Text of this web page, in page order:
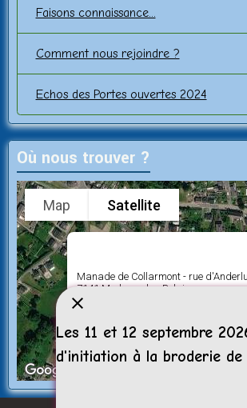
Les 11 et 12 septembre
d'initiation à la broderie de
Faisons connaissance...
Comment nous rejoindre ?
Echos des Portes ouvertes 2024
Où nous trouver ?
Manade de Collarmont - rue
7141 Morlanwelz - Belgique
Map Satellite